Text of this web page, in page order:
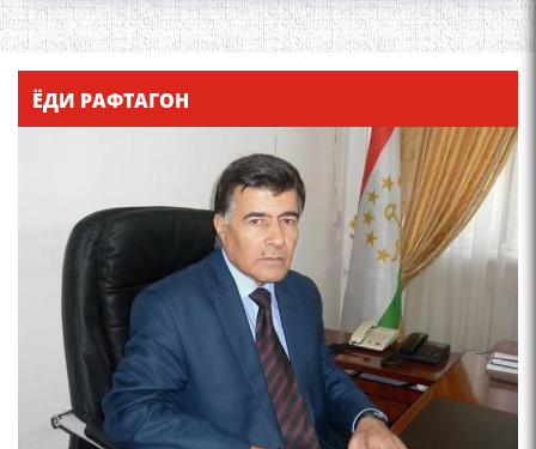
Қадамҷо - Лоҳутӣ
4-уми декабр- зодрӯзи
шоири абадзинда Абулқосим
Лоҳутӣ
ЁДИ РАФТАГОН